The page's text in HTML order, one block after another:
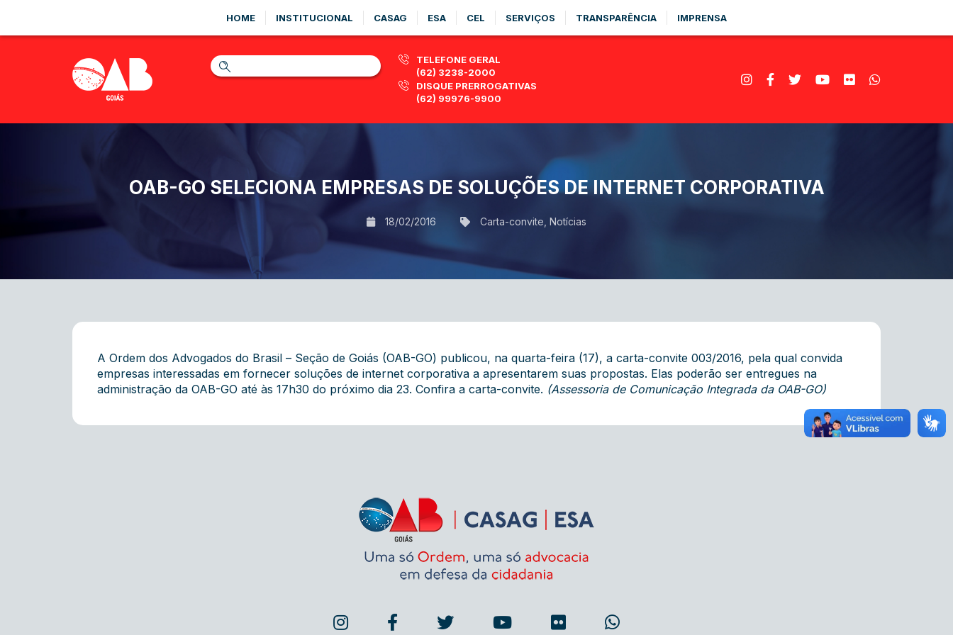
HOME INSTITUCIONAL CASAG ESA CEL SERVIÇOS TRANSPARÊNCIA IMPRENSA
TELEFONE GERAL
(62) 3238-2000
DISQUE PRERROGATIVAS
(62) 99976-9900
OAB-GO SELECIONA EMPRESAS DE SOLUÇÕES DE INTERNET CORPORATIVA
18/02/2016 Carta-convite Notícias
A Ordem dos Advogados do Brasil – Seção de Goiás (OAB-GO) publicou, na quarta-feira (17), a carta-convite 003/2016, pela qual convida
empresas interessadas em fornecer soluções de internet corporativa a apresentarem suas propostas. Elas poderão ser entregues na
administração da OAB-GO até às 17h30 do próximo dia 23. Confira a carta-convite. (Assessoria de Comunicação Integrada da OAB-GO)